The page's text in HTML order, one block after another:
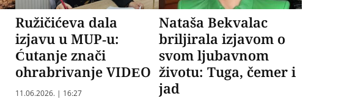
Ružičićeva dala
izjavu u MUP-u:
Ćutanje znači
ohrabrivanje VIDEO
11.06.2026. | 16:27
Nataša Bekvalac
briljirala izjavom o
svom ljubavnom
životu: Tuga, čemer i
jad